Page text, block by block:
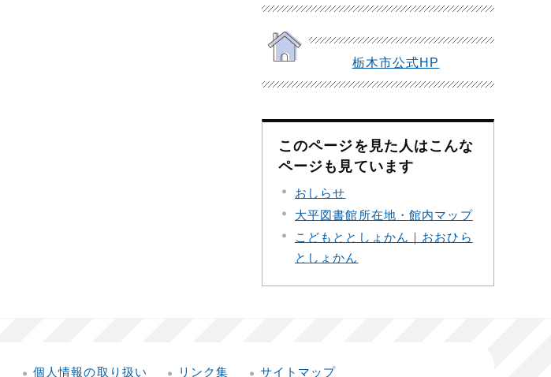
栃木市公式HP
このページを見た人はこんな
ページも見ています
おしらせ
大平図書館所在地・館内マップ
こどもととしょかん｜おおひら
としょかん
個人情報の取り扱い リンク集 サイトマップ